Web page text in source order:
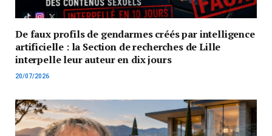
De faux profils de gendarmes créés par intelligence
artificielle : la Section de recherches de Lille
interpelle leur auteur en dix jours
20/07/2026